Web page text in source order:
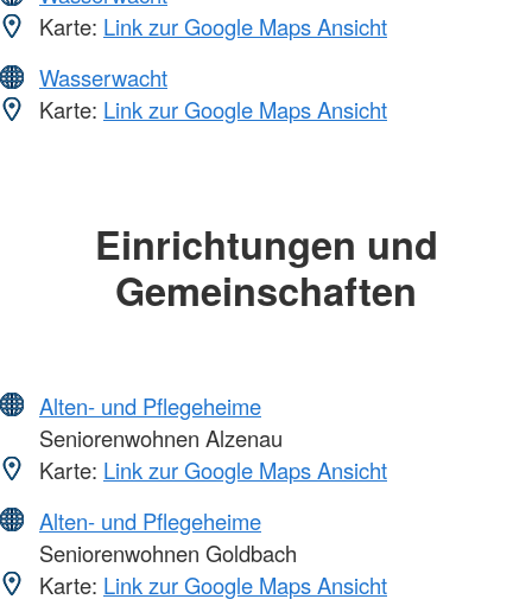
Karte: Link zur Google Maps Ansicht
Wasserwacht
Karte: Link zur Google Maps Ansicht
Einrichtungen und
Gemeinschaften
Alten- und Pflegeheime
Seniorenwohnen Alzenau
Karte: Link zur Google Maps Ansicht
Alten- und Pflegeheime
Seniorenwohnen Goldbach
Karte: Link zur Google Maps Ansicht